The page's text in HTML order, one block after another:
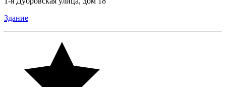
Здание